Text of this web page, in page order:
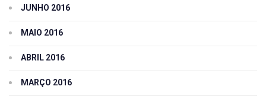
JUNHO 2016
MAIO 2016
ABRIL 2016
MARÇO 2016